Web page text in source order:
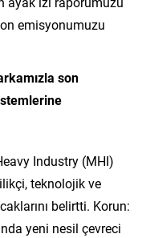
emisyonumuzu
son
Industry (MHI)
teknolojik ve
belirtti. Korun:
yeni nesil çevreci